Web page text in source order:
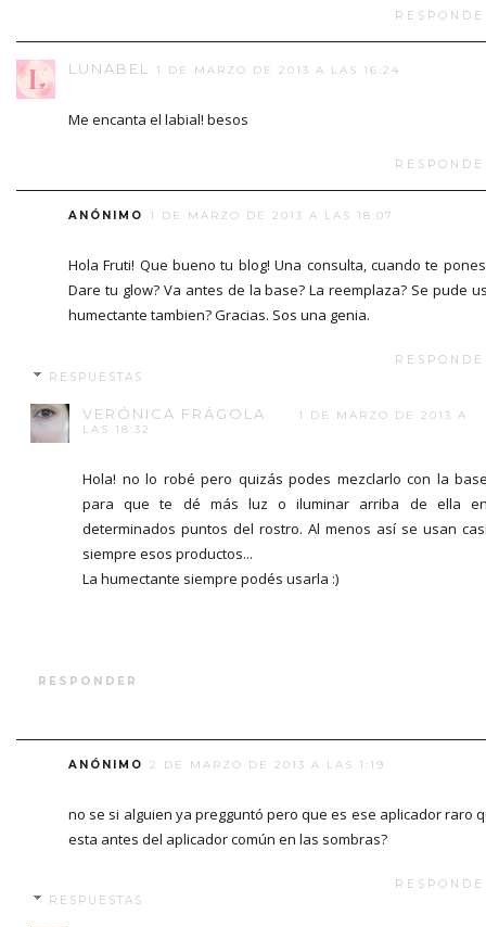
LUNABEL 1 DE MARZO DE 2013 A LAS 16:24
Me encanta el labial! besos
ANÓNIMO 1 DE MARZO DE 2013 A LAS 18:07
Hola Fruti! Que bueno tu blog! Una consulta, cuando te
Dare tu glow? Va antes de la base? La reemplaza? Se pude
humectante tambien? Gracias. Sos una genia.
RESPUESTAS
VERÓNICA FRÁGOLA
1 DE MARZO DE 2013 A
LAS 18:32
Hola! no lo robé pero quizás podes mezclarlo con la
para que te dé más luz o iluminar arriba de ella
determinados puntos del rostro. Al menos así se usan
siempre esos productos...
La humectante siempre podés usarla :)
RESPONDER
ANÓNIMO 2 DE MARZO DE 2013 A LAS 1:19
no se si alguien ya pregguntó pero que es ese aplicador raro
esta antes del aplicador común en las sombras?
RESPUESTAS